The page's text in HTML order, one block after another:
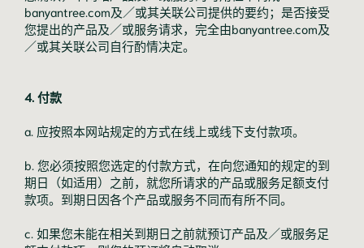
banyantree.com及／或其关联公司提供的要约；是否接受
您提出的产品及／或服务请求，完全由banyantree.com及
／或其关联公司自行酌情决定。
4. 付款
a. 应按照本网站规定的方式在线上或线下支付款项。
b. 您必须按照您选定的付款方式，在向您通知的规定的到
期日（如适用）之前，就您所请求的产品或服务足额支付
款项。到期日因各个产品或服务不同而有所不同。
c. 如果您未能在相关到期日之前就预订产品及／或服务足